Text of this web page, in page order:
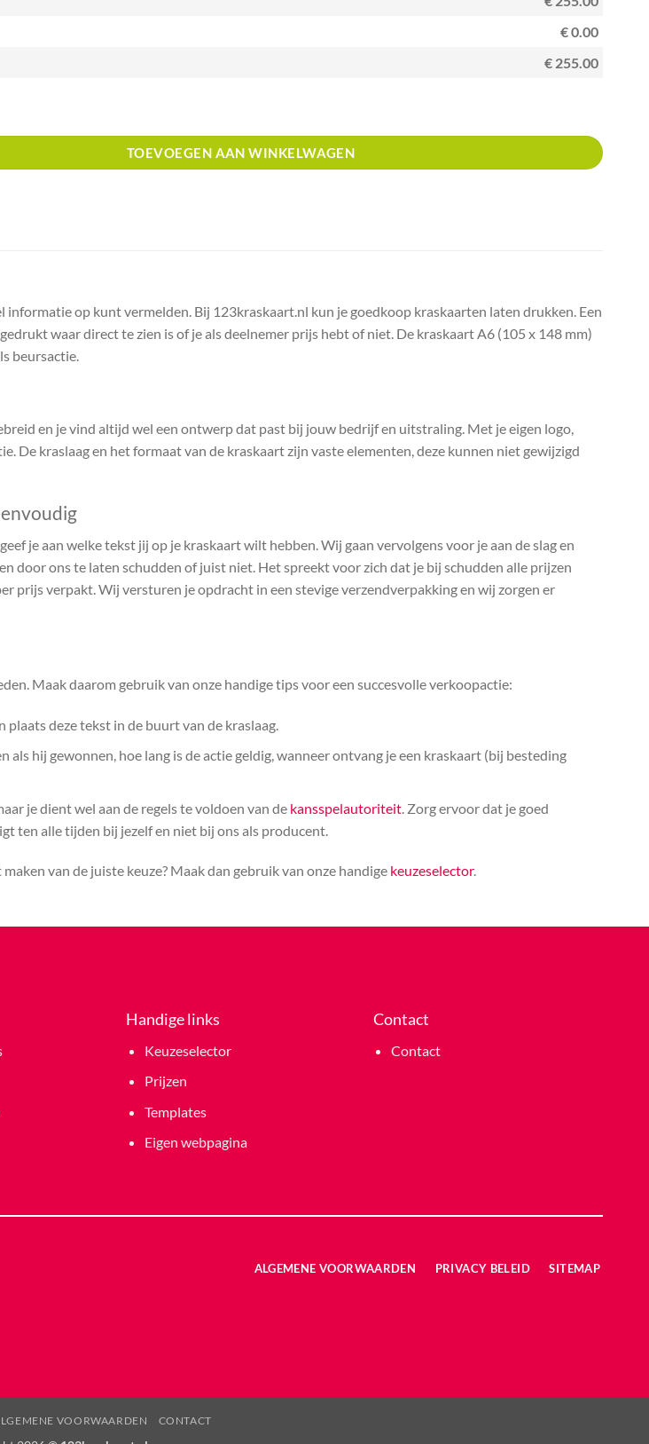
€ 0.00
€ 255.00
TOEVOEGEN AAN WINKELWAGEN
op kunt vermelden. Bij 123kraskaart.nl kun je goedkoop kraskaarten laten drukken. Een
waar direct te zien is of je als deelnemer prijs hebt of niet. De kraskaart A6 (105 x 148 mm)
beursactie.
en je vind altijd wel een ontwerp dat past bij jouw bedrijf en uitstraling. Met je eigen logo,
kraslaag en het formaat van de kraskaart zijn vaste elementen, deze kunnen niet gewijzigd
je aan welke tekst jij op je kraskaart wilt hebben. Wij gaan vervolgens voor je aan de slag en
door ons te laten schudden of juist niet. Het spreekt voor zich dat je bij schudden alle prijzen
prijs verpakt. Wij versturen je opdracht in een stevige verzendverpakking en wij zorgen er
Maak daarom gebruik van onze handige tips voor een succesvolle verkoopactie:
deze tekst in de buurt van de kraslaag.
hij gewonnen, hoe lang is de actie geldig, wanneer ontvang je een kraskaart (bij besteding
je dient wel aan de regels te voldoen van de kansspelautoriteit. Zorg ervoor dat je goed
ten alle tijden bij jezelf en niet bij ons als producent.
van de juiste keuze? Maak dan gebruik van onze handige keuzeselector.
Handige links
Keuzeselector
Prijzen
Templates
Eigen webpagina
Contact
Contact
ALGEMENE VOORWAARDEN PRIVACY BELEID SITEMAP
VOORWAARDEN CONTACT